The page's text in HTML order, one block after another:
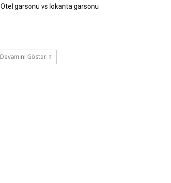
Otel garsonu vs lokanta garsonu
Devamını Göster